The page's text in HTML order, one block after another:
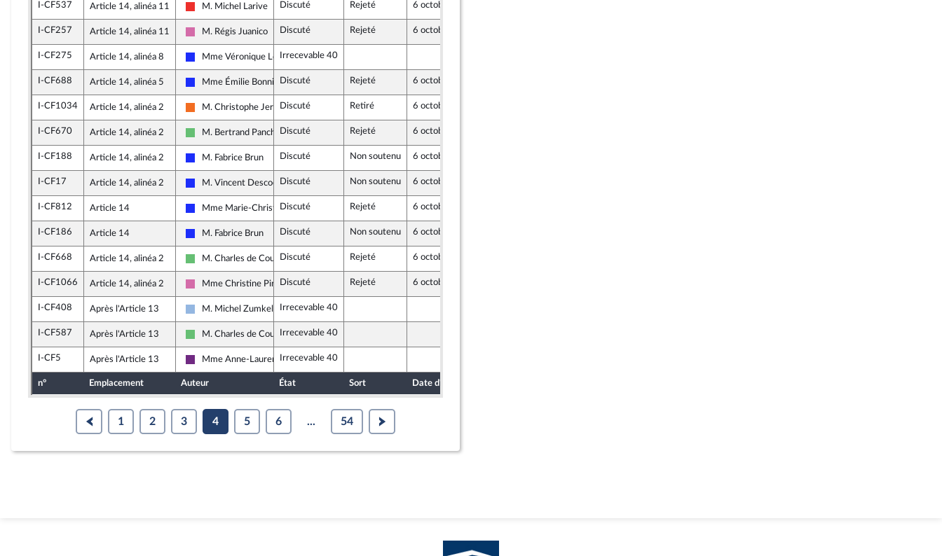
I-CF537 Article 14, alinéa 11
La France insoumise
M. Michel Larive Discuté Rejeté 6 octobre 2021
I-CF257 Article 14, alinéa 11
Socialistes et apparentés
M. Régis Juanico Discuté Rejeté 6 octobre 2021
I-CF275 Article 14, alinéa 8
Les Républicains
Mme Véronique LouwagieIrrecevable 40
I-CF688 Article 14, alinéa 5
Les Républicains
Mme Émilie BonnivardDiscuté Rejeté 6 octobre 2021
I-CF1034 Article 14, alinéa 2
Mouvement Démocrate (MoDem) et Démocrates apparentés
M. Christophe JerretieDiscuté Retiré 6 octobre 2021
I-CF670 Article 14, alinéa 2
Libertés et Territoires
M. Bertrand PancherDiscuté Rejeté 6 octobre 2021
I-CF188 Article 14, alinéa 2
Les Républicains
M. Fabrice Brun Discuté Non soutenu 6 octobre 2021
I-CF17 Article 14, alinéa 2
Les Républicains
M. Vincent DescoeurDiscuté Non soutenu 6 octobre 2021
I-CF812 Article 14
Les Républicains
Mme Marie-Christine Dalloz
Discuté Rejeté 6 octobre 2021
I-CF186 Article 14
Les Républicains
M. Fabrice Brun Discuté Non soutenu 6 octobre 2021
I-CF668 Article 14, alinéa 2
Libertés et Territoires
M. Charles de CoursonDiscuté Rejeté 6 octobre 2021
I-CF1066 Article 14, alinéa 2
Socialistes et apparentés
Mme Christine Pirès Beaune
Discuté Rejeté 6 octobre 2021
I-CF408 Après l'Article 13
UDI et Indépendants
M. Michel ZumkellerIrrecevable 40
I-CF587 Après l'Article 13
Libertés et Territoires
M. Charles de CoursonIrrecevable 40
I-CF5 Après l'Article 13
La République en Marche
Mme Anne-Laurence PetelIrrecevable 40
n° Emplacement Auteur État Sort Date d'examen
1 2 3 4 5 6 ... 54